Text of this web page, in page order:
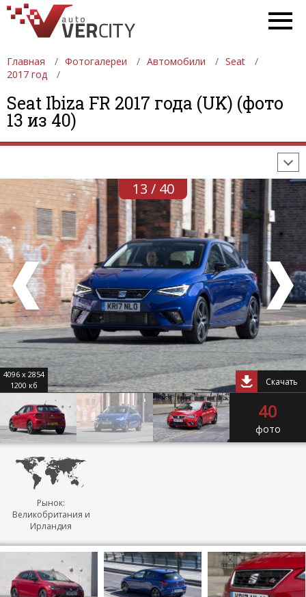
Главная Фотогалереи Автомобили
Seat
2017 год
Seat Ibiza FR 2017 года (UK) (фото
13 из 40)
ФОТОГАЛЕРЕИ АВТОМОБИЛИ
ДЕВУШКИ
АВТОСАЛОНЫ
13 / 40
4096 x 2854
1200 кб
Скачать
40
фото
Рынок:
Великобритания и
Ирландия